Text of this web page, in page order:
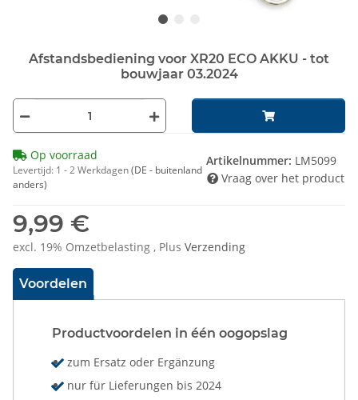
Afstandsbediening voor XR20 ECO AKKU - tot
bouwjaar 03.2024
9,99 €
excl. 19% Omzetbelasting , Plus Verzending
Voordelen
Productvoordelen in één oogopslag
zum Ersatz oder Ergänzung
nur für Lieferungen bis 2024
Op voorraad
Levertijd: 1 - 2 Werkdagen(DE - buitenland
anders)
Artikelnummer: LM5099
Vraag over het product